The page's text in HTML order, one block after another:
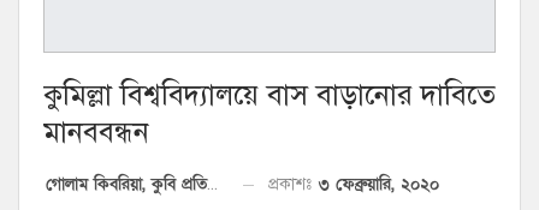
কুমিল্লা বিশ্ববিদ্যালয়ে বাস বাড়ানোর দাবিতে
মানববন্ধন
গোলাম কিবরিয়া, কুবি প্রতিনিধি প্রকাশঃ ৩ ফেব্রুয়ারি, ২০২০